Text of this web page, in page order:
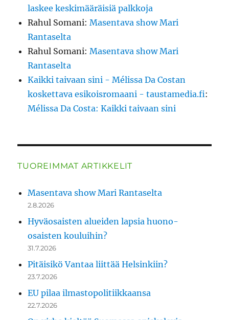
laskee keskimääräisiä palkkoja
Rahul Somani:Masentava show Mari
Rantaselta
Rahul Somani:Masentava show Mari
Rantaselta
Kaikki taivaan sini - Mélissa Da Costan
koskettava esikoisromaani - taustamedia.fi:
Mélissa Da Costa: Kaikki taivaan sini
TUOREIMMAT ARTIKKELIT
Masentava show Mari Rantaselta
2.8.2026
Hyväosaisten alueiden lapsia huono-
osaisten kouluihin?
31.7.2026
Pitäisikö Vantaa liittää Helsinkiin?
23.7.2026
EU pilaa ilmastopolitiikkaansa
22.7.2026